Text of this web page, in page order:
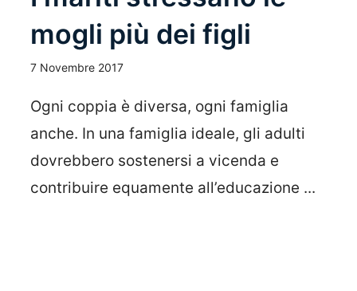
mogli più dei figli
7 Novembre 2017
Ogni coppia è diversa, ogni famiglia
anche. In una famiglia ideale, gli adulti
dovrebbero sostenersi a vicenda e
contribuire equamente all’educazione ...